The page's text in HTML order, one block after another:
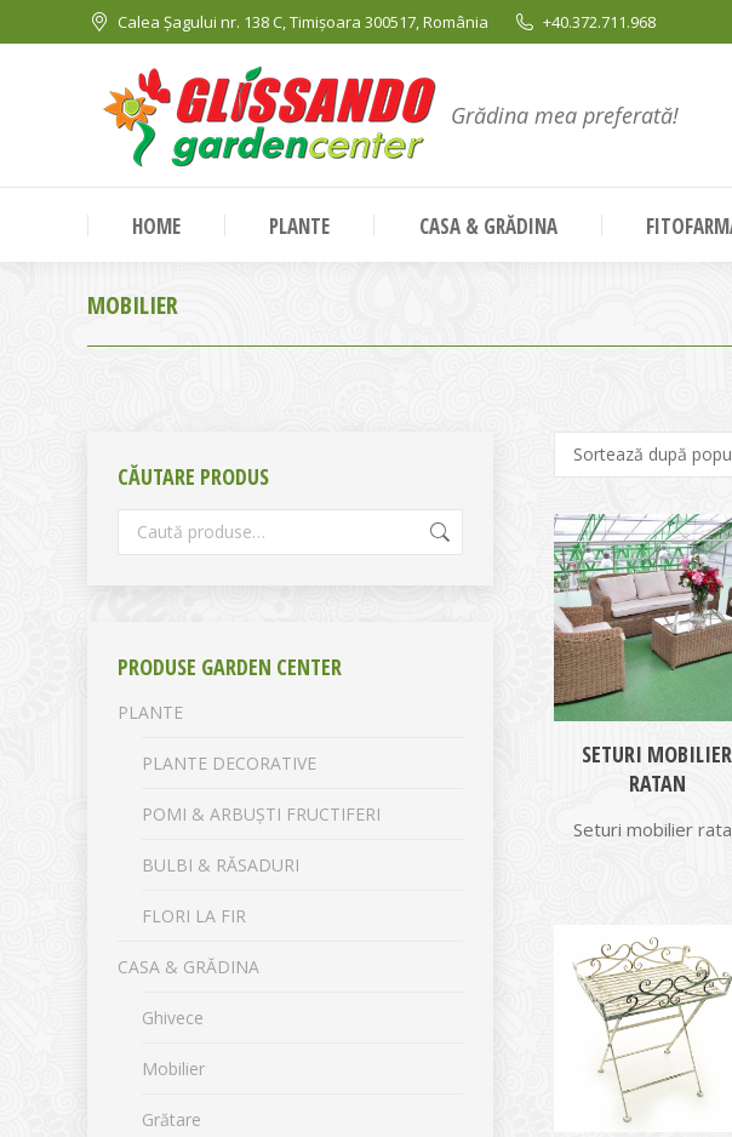
Calea Șagului nr. 138 C, Timișoara 300517, România +40.372.711.968
Grădina mea preferată!
HOME PLANTE CASA & GRĂDINA
MOBILIER
SETURI MOBILIER
RATAN
Seturi mobilier
CĂUTARE PRODUS
PRODUSE GARDEN CENTER
PLANTE
PLANTE DECORATIVE
POMI & ARBUȘTI FRUCTIFERI
BULBI & RĂSADURI
FLORI LA FIR
CASA & GRĂDINA
Ghivece
Mobilier
Grătare